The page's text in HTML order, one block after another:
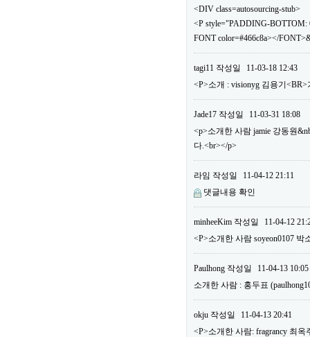
<DIV class=autosourcing-stub>
<P style="PADDING-
FONT color=#466c8a></
tagi11 작성일
11-03-18 12:43
<P>소개 : visionyg 김용기
Jade17 작성일
11-03-31 18:08
<p>소개한 사람 jamie 강동원
다.<br></p>
라임 작성일
11-04-12 21:11
댓글내용 확인
minheeKim 작성일
11-04-12
<P>소개한 사람 soyeon0107 박
Paulhong 작성일
11-04-13 10:05
소개한 사람 : 홍두표
okju 작성일
11-04-13 20:41
<P>소개한 사람: fragrancy 최